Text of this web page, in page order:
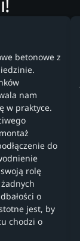
betonowe z
nam
w praktyce.
do
rolę
o
jest, by
chodzi o